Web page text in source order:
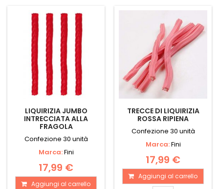
LIQUIRIZIA JUMBO
INTRECCIATA ALLA
FRAGOLA
Confezione 30 unità
Marca:Fini
17,99 €
Aggiungi al carrello
TRECCE DI LIQUIRIZIA
ROSSA RIPIENA
Confezione 30 unità
Marca:Fini
17,99 €
Aggiungi al carrello